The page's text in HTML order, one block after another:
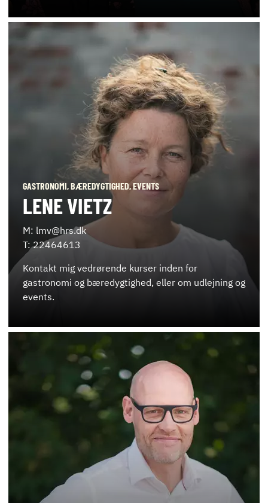
GASTRONOMI, BÆREDYGTIGHED, EVENTS
LENE VIETZ
M: lmv@hrs.dk
T: 22464613
Kontakt mig vedrørende kurser inden for
gastronomi og bæredygtighed, eller om udlejning og
events.